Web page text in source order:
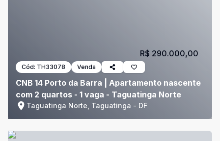
Cód: TH33078 Venda
CNB 14 Porto da Barra | Apartamento nascente
com 2 quartos - 1 vaga - Taguatinga Norte
Taguatinga Norte, Taguatinga - DF
R$ 290.000,00